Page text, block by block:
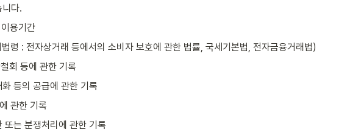
다.
용기간
령 : 전자상거래 등에서의 소비자 보호에 관한 법률, 국세기본법, 전자금융거래법)
회 등에 관한 기록
등의 공급에 관한 기록
관한 기록
또는 분쟁처리에 관한 기록